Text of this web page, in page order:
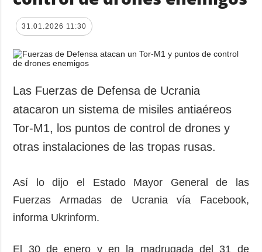
31.01.2026 11:30
Las Fuerzas de Defensa de Ucrania
atacaron un sistema de misiles antiaéreos
Tor-M1, los puntos de control de drones y
otras instalaciones de las tropas rusas.
Así lo dijo el Estado Mayor General de las
Fuerzas Armadas de Ucrania vía Facebook,
informa Ukrinform.
El 30 de enero y en la madrugada del 31 de